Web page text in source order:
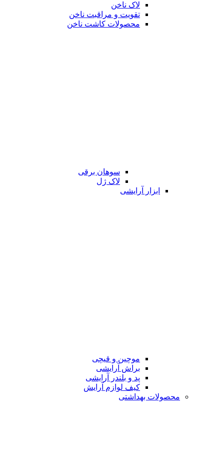
لاک ناخن
تقویت و مراقبت ناخن
محصولات کاشت ناخن
سوهان برقی
لاک ژل
ابزار آرایشی
موچین و قیچی
براش آرایشی
پد و بلندر آرایشی
کیف لوازم آرایش
محصولات بهداشتی